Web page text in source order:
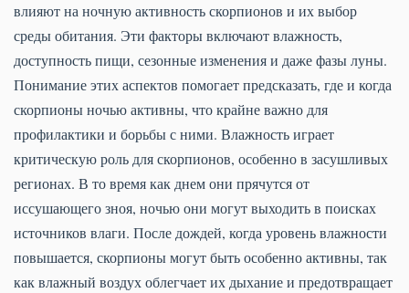
влияют на ночную активность скорпионов и их выбор
среды обитания. Эти факторы включают влажность,
доступность пищи, сезонные изменения и даже фазы луны.
Понимание этих аспектов помогает предсказать, где и когда
скорпионы ночью активны, что крайне важно для
профилактики и борьбы с ними. Влажность играет
критическую роль для скорпионов, особенно в засушливых
регионах. В то время как днем они прячутся от
иссушающего зноя, ночью они могут выходить в поисках
источников влаги. После дождей, когда уровень влажности
повышается, скорпионы могут быть особенно активны, так
как влажный воздух облегчает их дыхание и предотвращает